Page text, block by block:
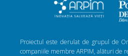
Proiectul este derulat de grupul de
companiile membre ARPIM, alături de